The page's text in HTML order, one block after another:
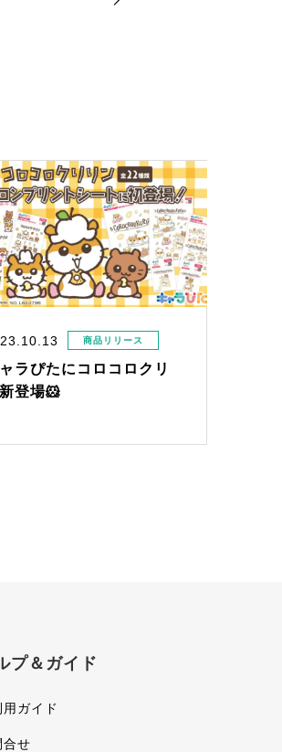
商品リリース
ラぴたにコロコロクリ
登場🐹
プ＆ガイド
用ガイド
合せ